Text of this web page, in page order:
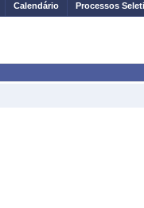
Calendário Processos